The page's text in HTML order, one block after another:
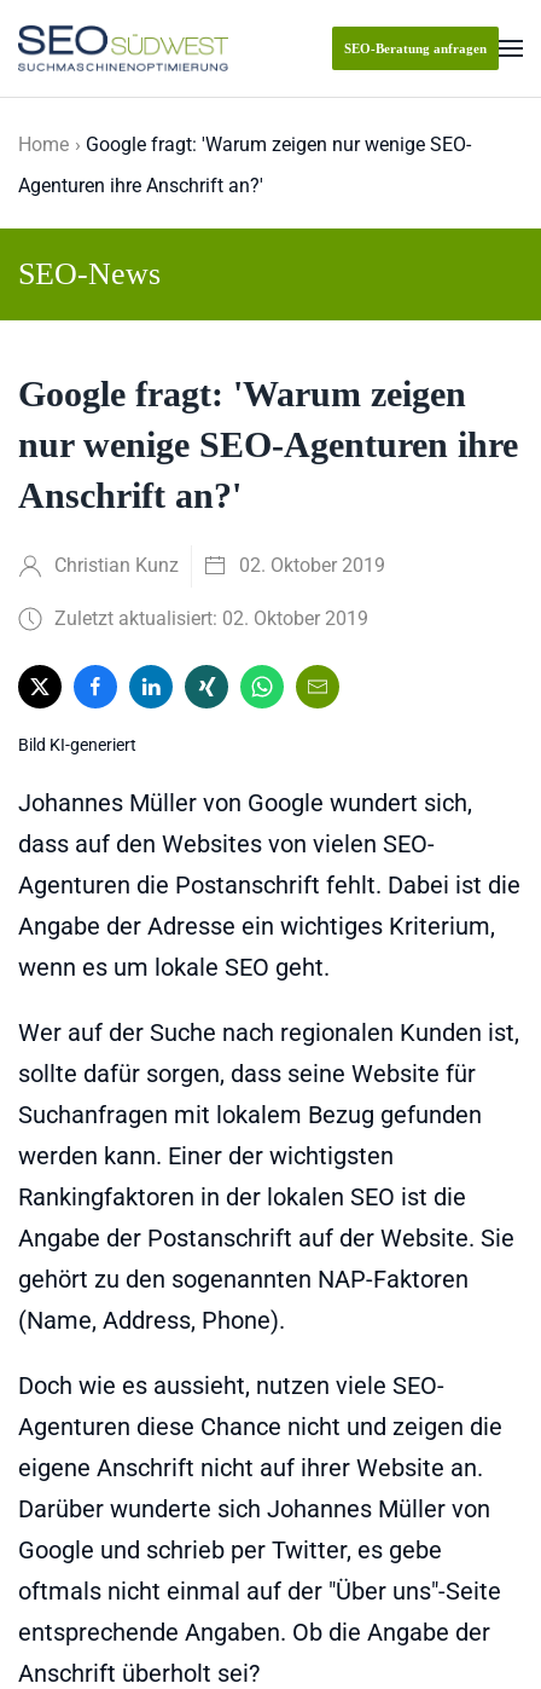
Skip to main content
SEO-Beratung anfragen
Home
Google fragt: 'Warum zeigen nur wenige SEO-
Agenturen ihre Anschrift an?'
SEO-News
Google fragt: 'Warum zeigen
nur wenige SEO-Agenturen ihre
Anschrift an?'
Christian Kunz 02. Oktober 2019
Zuletzt aktualisiert: 02. Oktober 2019
Bild KI-generiert
Johannes Müller von Google wundert sich,
dass auf den Websites von vielen SEO-
Agenturen die Postanschrift fehlt. Dabei ist die
Angabe der Adresse ein wichtiges Kriterium,
wenn es um lokale SEO geht.
Wer auf der Suche nach regionalen Kunden ist,
sollte dafür sorgen, dass seine Website für
Suchanfragen mit lokalem Bezug gefunden
werden kann. Einer der wichtigsten
Rankingfaktoren in der lokalen SEO ist die
Angabe der Postanschrift auf der Website. Sie
gehört zu den sogenannten NAP-Faktoren
(Name, Address, Phone).
Doch wie es aussieht, nutzen viele SEO-
Agenturen diese Chance nicht und zeigen die
eigene Anschrift nicht auf ihrer Website an.
Darüber wunderte sich Johannes Müller von
Google und schrieb per Twitter, es gebe
oftmals nicht einmal auf der "Über uns"-Seite
entsprechende Angaben. Ob die Angabe der
Anschrift überholt sei?